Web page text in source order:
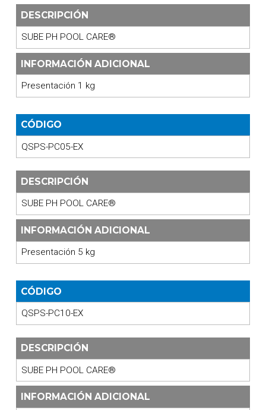
DESCRIPCIÓN
SUBE PH POOL CARE®
INFORMACIÓN ADICIONAL
Presentación 1 kg
CÓDIGO
QSPS-PC05-EX
DESCRIPCIÓN
SUBE PH POOL CARE®
INFORMACIÓN ADICIONAL
Presentación 5 kg
CÓDIGO
QSPS-PC10-EX
DESCRIPCIÓN
SUBE PH POOL CARE®
INFORMACIÓN ADICIONAL